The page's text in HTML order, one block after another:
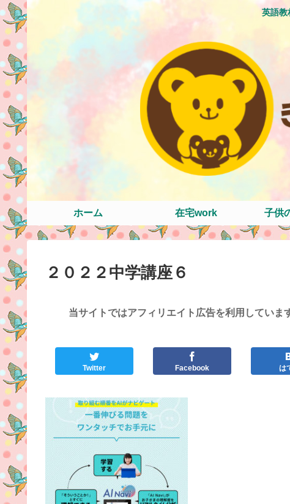
英語教
ホーム 在宅work 子供
２０２２中学講座６
当サイトではアフィリエイト広告を利用していま
Twitter Facebook は